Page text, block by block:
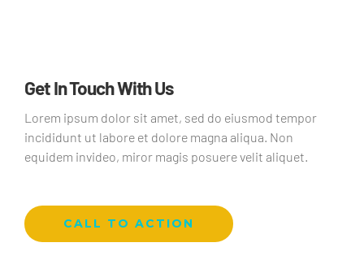
Get In Touch With Us
Lorem ipsum dolor sit amet, sed do eiusmod tempor
incididunt ut labore et dolore magna aliqua. Non
equidem invideo, miror magis posuere velit aliquet.
CALL TO ACTION